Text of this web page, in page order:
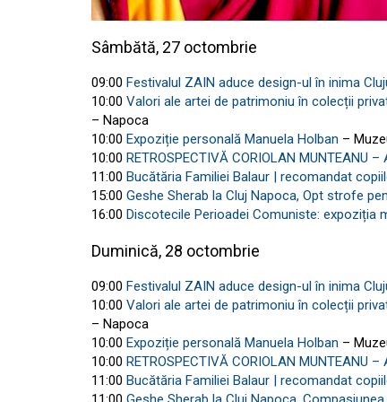
Sâmbătă, 27 octombrie
09:00 Festivalul ZAIN aduce design-ul în inima
10:00 Valori ale artei de patrimoniu în colecții
– Napoca
10:00 Expoziție personală Manuela Holban –
10:00 RETROSPECTIVĂ CORIOLAN MUNTEANU –
11:00 Bucătăria Familiei Balaur | recomandat
15:00 Geshe Sherab la Cluj Napoca, Opt strofe
16:00 Discotecile Perioadei Comuniste: expoziția
Duminică, 28 octombrie
09:00 Festivalul ZAIN aduce design-ul în inima
10:00 Valori ale artei de patrimoniu în colecții
– Napoca
10:00 Expoziție personală Manuela Holban –
10:00 RETROSPECTIVĂ CORIOLAN MUNTEANU –
11:00 Bucătăria Familiei Balaur | recomandat